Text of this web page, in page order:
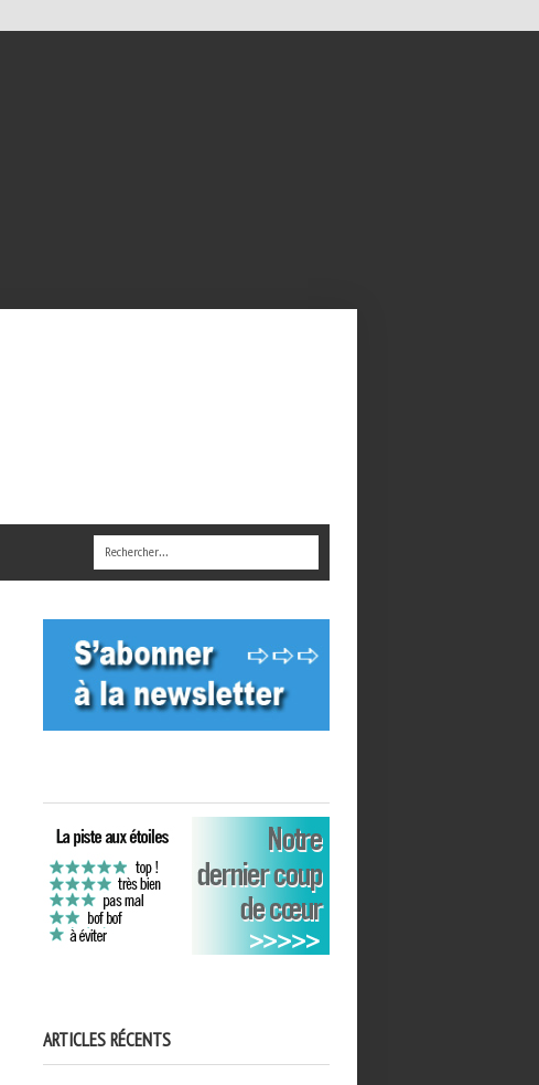
ARTICLES RÉCENTS